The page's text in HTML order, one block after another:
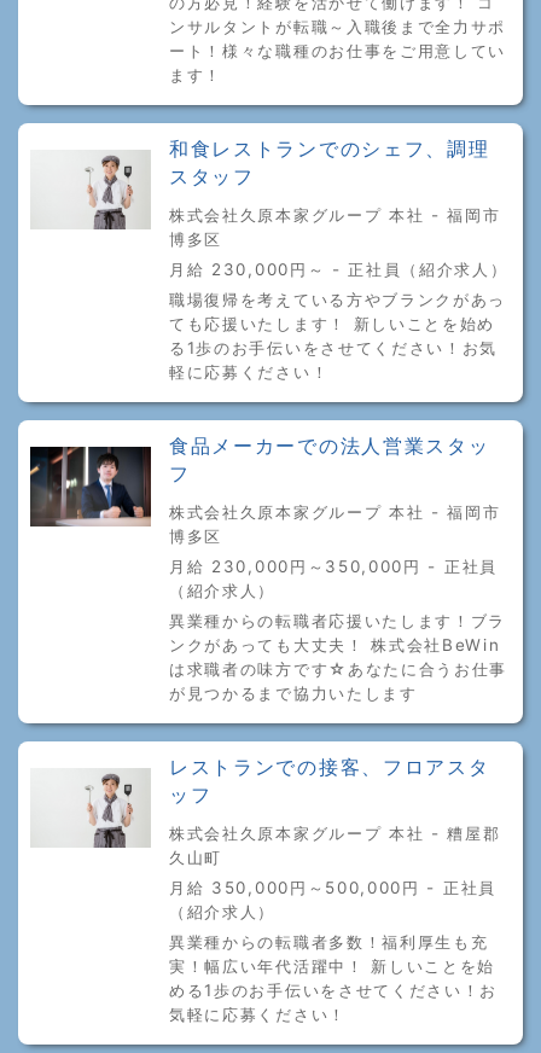
ンサルタントが転職～入職後まで全力サポ
ート！様々な職種のお仕事をご用意してい
ます！
和食レストランでのシェフ、調理
スタッフ
株式会社久原本家グループ 本社 - 福岡市
博多区
月給 230,000円～ - 正社員（紹介求人）
職場復帰を考えている方やブランクがあっ
ても応援いたします！ 新しいことを始め
る1歩のお手伝いをさせてください！お気
軽に応募ください！
食品メーカーでの法人営業スタッ
フ
株式会社久原本家グループ 本社 - 福岡市
博多区
月給 230,000円～350,000円 - 正社員
（紹介求人）
異業種からの転職者応援いたします！ブラ
ンクがあっても大丈夫！ 株式会社BeWin
は求職者の味方です☆あなたに合うお仕事
が見つかるまで協力いたします
レストランでの接客、フロアスタ
ッフ
株式会社久原本家グループ 本社 - 糟屋郡
久山町
月給 350,000円～500,000円 - 正社員
（紹介求人）
異業種からの転職者多数！福利厚生も充
実！幅広い年代活躍中！ 新しいことを始
める1歩のお手伝いをさせてください！お
気軽に応募ください！